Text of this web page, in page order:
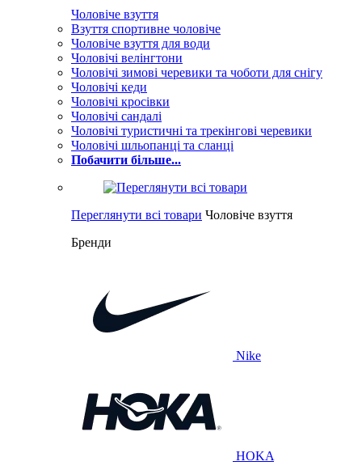
Чоловіче взуття
Взуття спортивне чоловіче
Чоловіче взуття для води
Чоловічі велінгтони
Чоловічі зимові черевики та чоботи для снігу
Чоловічі кеди
Чоловічі кросівки
Чоловічі сандалі
Чоловічі туристичні та трекінгові черевики
Чоловічі шльопанці та сланці
Побачити більше...
Переглянути всі товари Чоловіче взуття
Бренди
Nike
HOKA